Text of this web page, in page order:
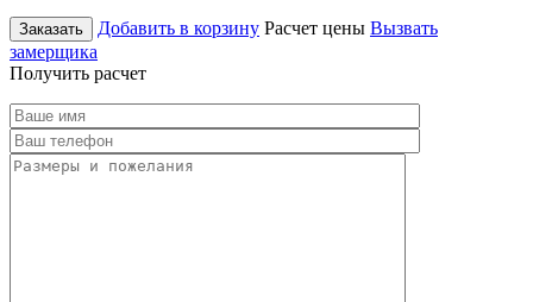
Заказать Добавить в корзину Расчет цены Вызвать
замерщика
Получить расчет